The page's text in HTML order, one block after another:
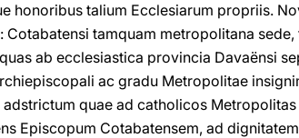
honoribus talium Ecclesiarum propriis.
tamquam metropolitana
ab ecclesiastica provincia Davaënsi
ac gradu Metropolitae
quae ad catholicos
Episcopum Cotabatensem, ad